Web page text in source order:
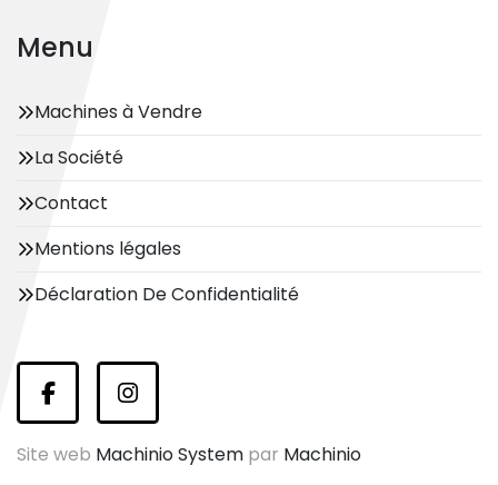
Menu
Machines à Vendre
La Société
Contact
Mentions légales
Déclaration De Confidentialité
facebookinstagram
Site web Machinio System par Machinio